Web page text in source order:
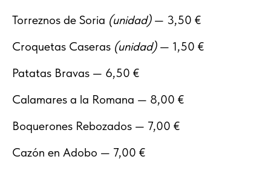
Torreznos de Soria (unidad)— 3,50 €
Croquetas Caseras (unidad)— 1,50 €
Patatas Bravas — 6,50 €
Calamares a la Romana — 8,00 €
Boquerones Rebozados — 7,00 €
Cazón en Adobo — 7,00 €